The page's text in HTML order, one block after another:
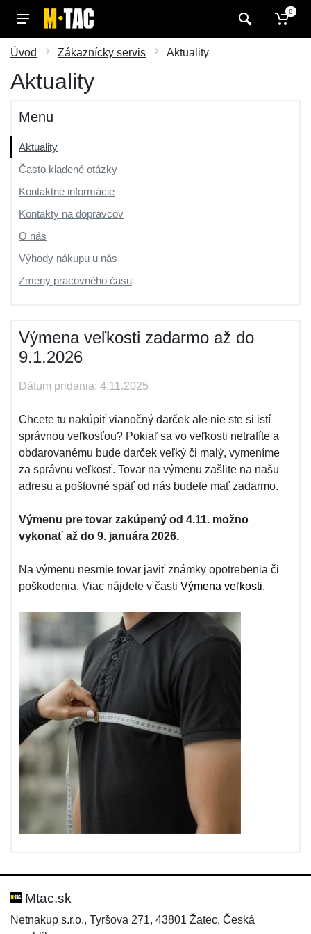
0
Úvod Zákaznícky servis Aktuality
Aktuality
Menu
Aktuality
Často kladené otázky
Kontaktné informácie
Kontakty na dopravcov
O nás
Výhody nákupu u nás
Zmeny pracovného času
Výmena veľkosti zadarmo až do
9.1.2026
Dátum pridania: 4.11.2025
Chcete tu nakúpiť vianočný darček ale nie ste si istí
správnou veľkosťou? Pokiaľ sa vo veľkosti netrafíte a
obdarovanému bude darček veľký či malý, vymeníme
za správnu veľkosť. Tovar na výmenu zašlite na našu
adresu a poštovné späť od nás budete mať zadarmo.
Výmenu pre tovar zakúpený od 4.11. možno
vykonať až do 9. januára 2026.
Na výmenu nesmie tovar javiť známky opotrebenia či
poškodenia. Viac nájdete v časti Výmena veľkosti.
Mtac.sk
Netnakup s.r.o., Tyršova 271, 43801 Žatec, Česká